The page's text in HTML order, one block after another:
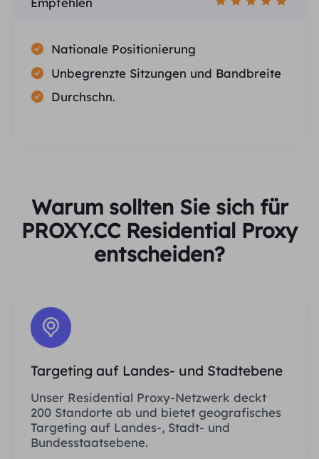
Nationale Positionierung
Unbegrenzte Sitzungen und Bandbreite
Durchschn.
Warum sollten Sie sich für
PROXY.CC Residential Proxy
entscheiden?
Targeting auf Landes- und Stadtebene
Unser Residential Proxy-Netzwerk deckt
200 Standorte ab und bietet geografisches
Targeting auf Landes-, Stadt- und
Bundesstaatsebene.